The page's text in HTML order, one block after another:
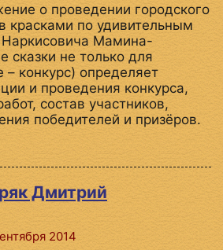
о проведении городского
красками по удивительным
Мамина-
сказки не только для
конкурс) определяет
и проведения конкурса,
состав участников,
победителей и призёров.
Дмитрий
2014